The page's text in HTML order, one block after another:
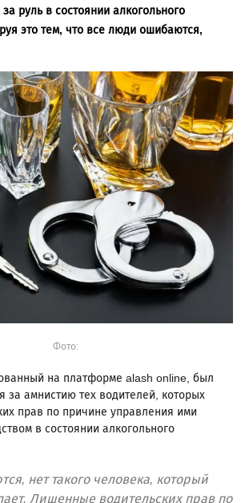
руль в состоянии алкогольного
это тем, что все люди ошибаются,
Фото:
на платформе alash online, был
за амнистию тех водителей, которых
прав по причине управления ими
в состоянии алкогольного
нет такого человека, который
Лишенные водительских прав по